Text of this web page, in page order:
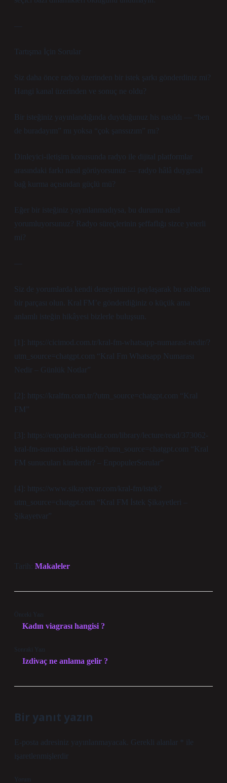
—
Tartışma İçin Sorular
Siz daha önce radyo üzerinden bir istek şarkı gönderdiniz mi?
Hangi kanal üzerinden ve sonuç ne oldu?
Bir isteğiniz yayınlandığında duyduğunuz his nasıldı — “ben
de buradayım” mı yoksa “çok şanssızım” mı?
Dinleyici‑iletişim konusunda radyo ile dijital platformlar
arasındaki farkı nasıl görüyorsunuz — radyo hâlâ duygusal
bağ kurma açısından güçlü mü?
Eğer bir isteğiniz yayınlanmadıysa, bu durumu nasıl
yorumluyorsunuz? Radyo süreçlerinin şeffaflığı sizce yeterli
mi?
—
Siz de yorumlarda kendi deneyiminizi paylaşarak bu sohbetin
bir parçası olun. Kral FM’e gönderdiğiniz o küçük ama
anlamlı isteğin hikâyesi bizlerle buluşsun.
[1]: https://cicimod.com.tr/kral-fm-whatsapp-numarasi-nedir/?
utm_source=chatgpt.com “Kral Fm Whatsapp Numarası
Nedir – Günlük Notlar”
[2]: https://kralfm.com.tr/?utm_source=chatgpt.com “Kral
FM”
[3]: https://enpopulersorular.com/library/lecture/read/373062-
kral-fm-sunuculari-kimlerdir?utm_source=chatgpt.com “Kral
FM sunucuları kimlerdir? – EnpopulerSorular”
[4]: https://www.sikayetvar.com/kral-fm/istek?
utm_source=chatgpt.com “Kral FM İstek Şikayetleri –
Şikayetvar”
Tarih: Makaleler
Önceki Yazı
Kadın viagrası hangisi ?
Sonraki Yazı
Izdivaç ne anlama gelir ?
Bir yanıt yazın
E-posta adresiniz yayınlanmayacak. Gerekli alanlar
ile
işaretlenmişlerdir
Yorum